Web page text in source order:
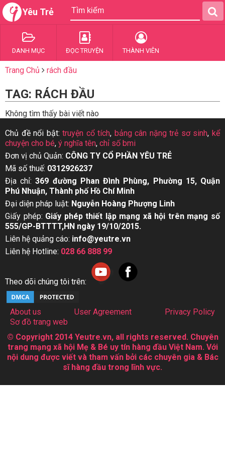
Yêu Trẻ
DANH MỤC ĐỌC TRUYỆN THÀNH VIÊN
Trang Chủ rách đầu
TAG: RÁCH ĐẦU
Không tìm thấy bài viết nào
Chủ đề nổi bật:truyện cổ tích, bảng cân nặng trẻ sơ sinh,kể
chuyện cho bé, ý nghĩa tên, chỉ số bmi
Đơn vị chủ Quản: CÔNG TY CỔ PHẦN YÊU TRẺ
Mã số thuế: 0312926237
Địa chỉ:369 đường Phan Đình Phùng, Phường 15, Quận
Phú Nhuận, Thành phố Hồ Chí Minh
Đại diện pháp luật: Nguyễn Hoàng Phượng Linh
Giấy phép: Giấy phép thiết lập mạng xã hội trên mạng số
555/GP-BTTTT,HN ngày 19/10/2015.
Liên hệ quảng cáo: info@yeutre.vn
Liên hệ Hotline: 028 66 888 99
Theo dõi chúng tôi trên:
About us User Agreement
Privacy Policy
Sơ đồ trang web
© Copyright 2014 Yeutre.vn, all rights reserved. Chuyên
trang mạng xã hội Mẹ & Bé uy tín hàng đầu Việt Nam. Với
nội dung được viết và tham vấn bởi các chuyên gia & Bác
sĩ hàng đầu trong lĩnh vực.